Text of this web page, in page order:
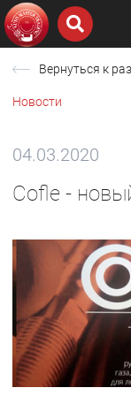
Вернуться к
Новости
04.03.2020
Cofle -